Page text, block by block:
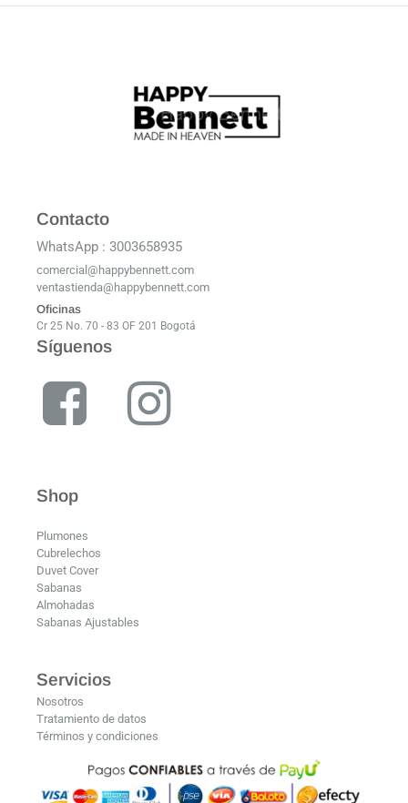
Contacto
WhatsApp : 3003658935
comercial@happybennett.com
ventastienda@happybennett.com
Oficinas
Cr 25 No. 70 - 83 OF 201 Bogotá
Síguenos
Shop
Plumones
Cubrelechos
Duvet Cover
Sabanas
Almohadas
Sabanas Ajustables
Servicios
Nosotros
Tratamiento de datos
Términos y condiciones